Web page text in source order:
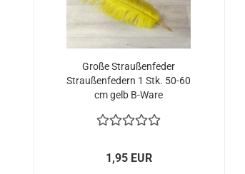
Große Straußenfeder
Straußenfedern 1 Stk. 50-60
cm gelb B-Ware
1,95 EUR